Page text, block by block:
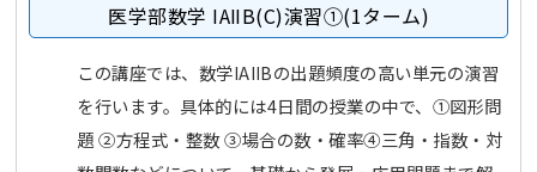
医学部数学 ⅠAⅡB(C)演習①(1ターム)
この講座では、数学ⅠAⅡBの出題頻度の高い単元の演習
を行います。具体的には4日間の授業の中で、①図形問
題 ②方程式・整数 ③場合の数・確率④三角・指数・対